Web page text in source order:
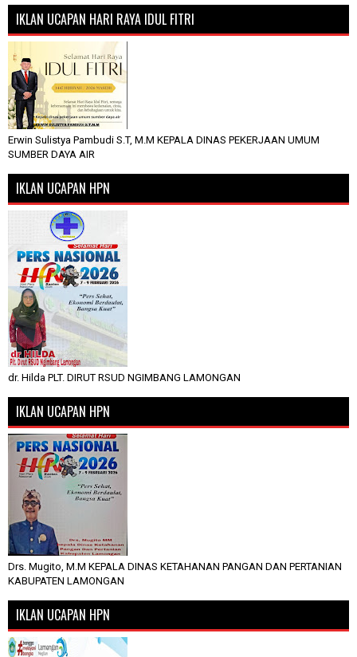
IKLAN UCAPAN HARI RAYA IDUL FITRI
Erwin Sulistya Pambudi S.T, M.M KEPALA DINAS PEKERJAAN UMUM
SUMBER DAYA AIR
IKLAN UCAPAN HPN
dr. Hilda PLT. DIRUT RSUD NGIMBANG LAMONGAN
IKLAN UCAPAN HPN
Drs. Mugito, M.M KEPALA DINAS KETAHANAN PANGAN DAN PERTANIAN
KABUPATEN LAMONGAN
IKLAN UCAPAN HPN